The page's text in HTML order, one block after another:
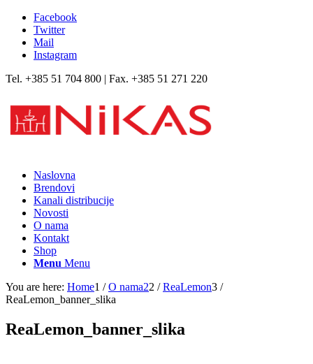
Facebook
Twitter
Mail
Instagram
Tel. +385 51 704 800 | Fax. +385 51 271 220
Naslovna
Brendovi
Kanali distribucije
Novosti
O nama
Kontakt
Shop
Menu Menu
You are here: Home1 / O nama22 / ReaLemon3 /
ReaLemon_banner_slika
ReaLemon_banner_slika